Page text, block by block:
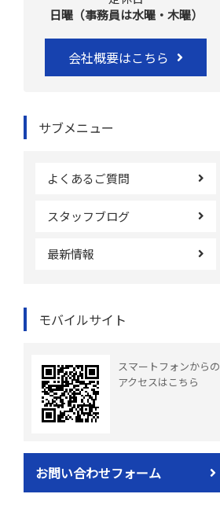
日曜（事務員は水曜・木曜）
会社概要はこちら
サブメニュー
よくあるご質問
スタッフブログ
最新情報
モバイルサイト
スマートフォンからの
アクセスはこちら
お問い合わせフォーム